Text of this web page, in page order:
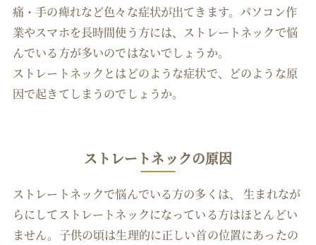
痛・手の痺れなど色々な症状が出てきます。パソコン作
業やスマホを長時間使う方には、ストレートネックで悩
んでいる方が多いのではないでしょうか。
ストレートネックとはどのような症状で、どのような原
因で起きてしまうのでしょうか。
ストレートネックの原因
ストレートネックで悩んでいる方の多くは、 生まれなが
らにしてストレートネックになっている方はほとんどい
ません。子供の頃は生理的に正しい首の位置にあったの